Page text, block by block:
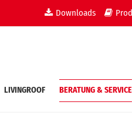
Downloads
LIVINGROOF BERATUNG & SERVICE